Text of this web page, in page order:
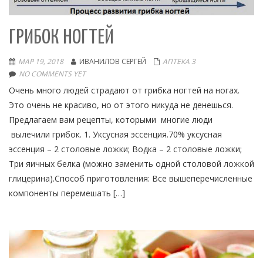
ГРИБОК НОГТЕЙ
МАР 19, 2018 ИВАНИЛОВ СЕРГЕЙ
АПТЕКА 3
NO COMMENTS YET
Очень много людей страдают от грибка ногтей на ногах.
Это очень не красиво, но от этого никуда не денешься.
Предлагаем вам рецепты, которыми многие люди
вылечили грибок. 1. Уксусная эссенция.70% уксусная
эссенция – 2 столовые ложки; Водка – 2 столовые ложки;
Три яичных белка (можно заменить одной столовой ложкой
глицерина).Способ приготовления: Все вышеперечисленные
компоненты перемешать […]